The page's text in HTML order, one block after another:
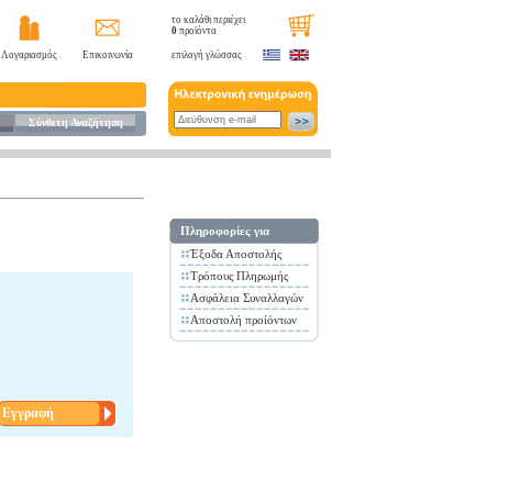
Λογαριασμός Επικοινωνία
Σύνθετη Αναζήτηση
το καλάθι περιέχει
0 προϊόντα
επιλογή γλώσσας
Εγγραφή
Πληροφορίες για
Έξοδα Αποστολής
Τρόπους Πληρωμής
Ασφάλεια Συναλλαγών
Αποστολή προίόντων